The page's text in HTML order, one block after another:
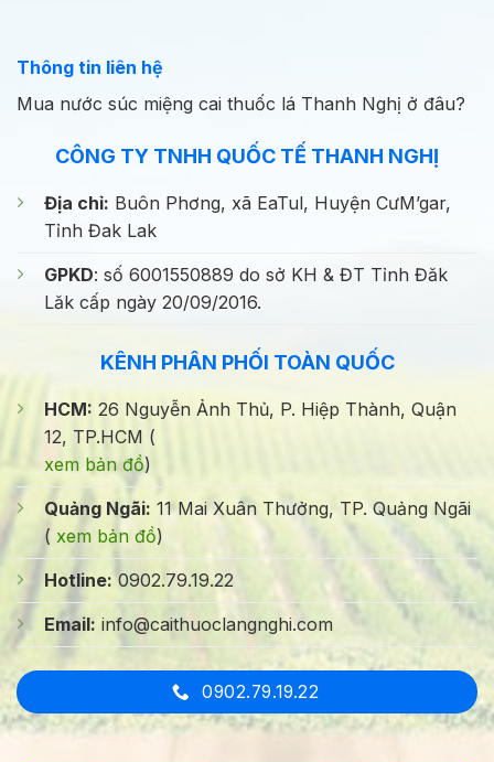
Thông tin liên hệ
Mua nước súc miệng cai thuốc lá Thanh Nghị ở đâu?
CÔNG TY TNHH QUỐC TẾ THANH NGHỊ
Địa chỉ: Buôn Phơng, xã EaTul, Huyện CưM’gar,
Tỉnh Đak Lak
GPKD: số 6001550889 do sở KH & ĐT Tỉnh Đăk
Lăk cấp ngày 20/09/2016.
KÊNH PHÂN PHỐI TOÀN QUỐC
HCM: 26 Nguyễn Ảnh Thủ, P. Hiệp Thành, Quận
12, TP.HCM (
xem bản đồ)
Quảng Ngãi: 11 Mai Xuân Thưởng, TP. Quảng Ngãi
( xem bản đồ)
Hotline:0902.79.19.22
Email: info@caithuoclangnghi.com
0902.79.19.22